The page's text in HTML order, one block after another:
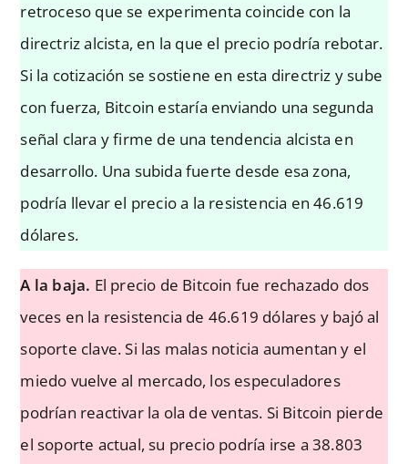
retroceso que se experimenta coincide con la
directriz alcista, en la que el precio podría rebotar.
Si la cotización se sostiene en esta directriz y sube
con fuerza, Bitcoin estaría enviando una segunda
señal clara y firme de una tendencia alcista en
desarrollo. Una subida fuerte desde esa zona,
podría llevar el precio a la resistencia en 46.619
dólares.
A la baja. El precio de Bitcoin fue rechazado dos
veces en la resistencia de 46.619 dólares y bajó al
soporte clave. Si las malas noticia aumentan y el
miedo vuelve al mercado, los especuladores
podrían reactivar la ola de ventas. Si Bitcoin pierde
el soporte actual, su precio podría irse a 38.803